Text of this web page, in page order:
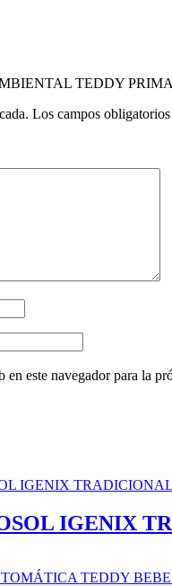
TEDDY
Los campos
este navegador para la
IGENIX